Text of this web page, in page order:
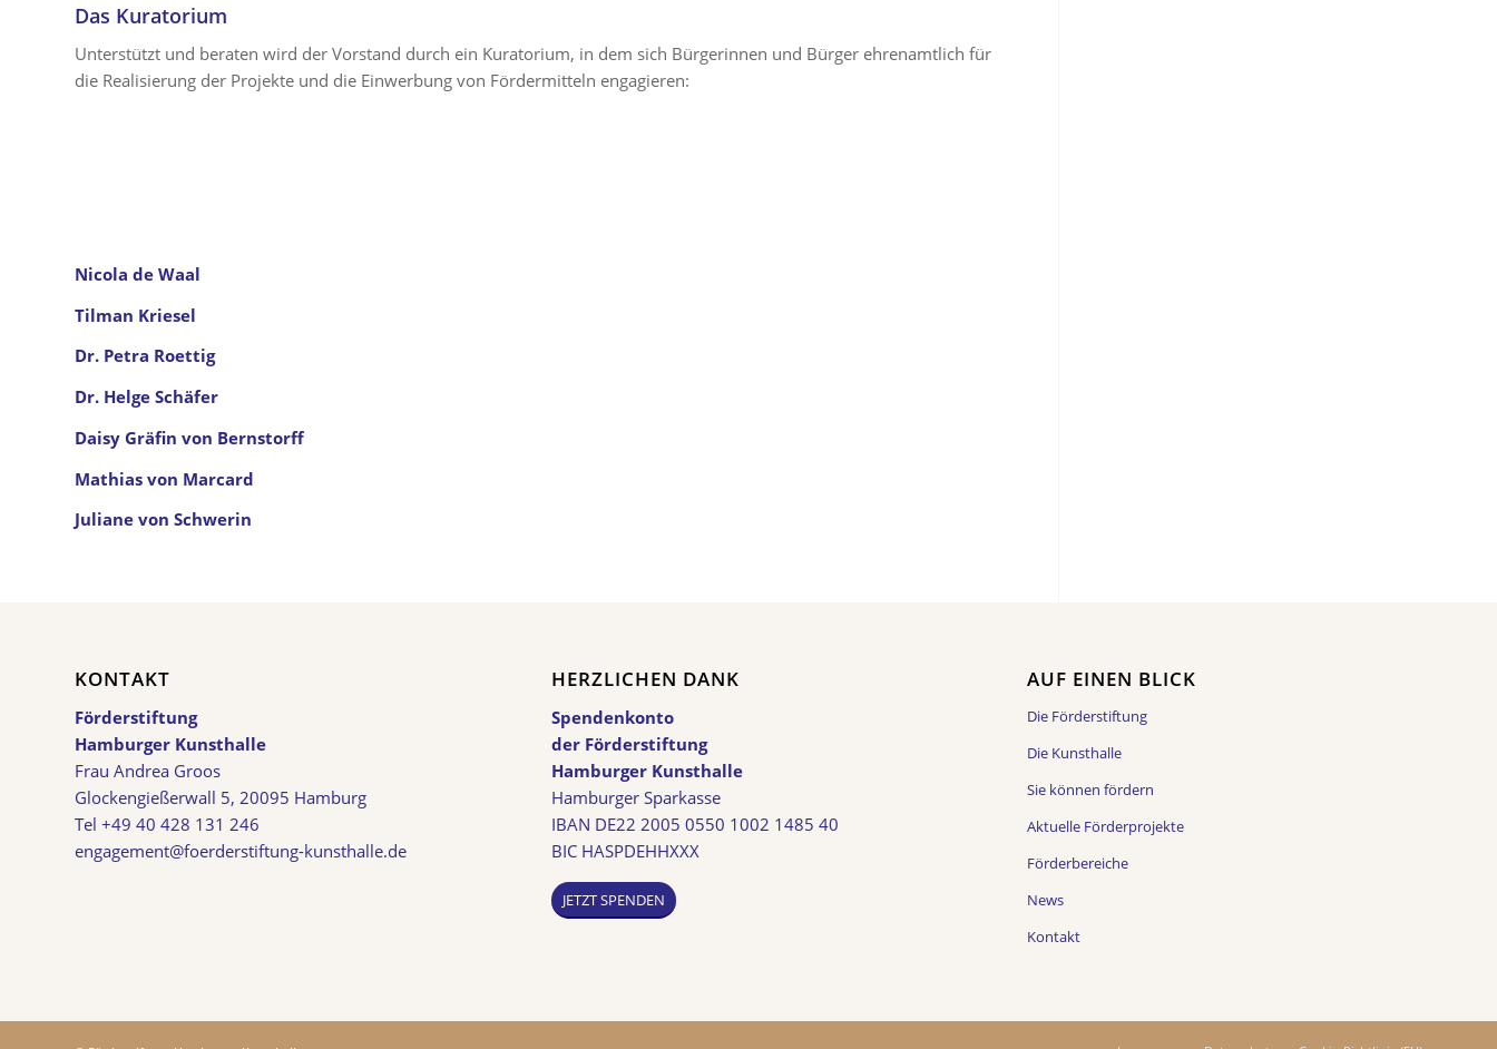
Das Kuratorium
Unterstützt und beraten wird der Vorstand durch ein Kuratorium, in dem sich Bürgerinnen und Bürger ehrenamtlich für
die Realisierung der Projekte und die Einwerbung von Fördermitteln engagieren:
Nicola de Waal
Tilman Kriesel
Dr. Petra Roettig
Dr. Helge Schäfer
Daisy Gräfin von Bernstorff
Mathias von Marcard
Juliane von Schwerin
KONTAKT
Förderstiftung
Hamburger Kunsthalle
Frau Andrea Groos
Glockengießerwall 5, 20095 Hamburg
Tel +49 40 428 131 246
engagement@foerderstiftung-kunsthalle.de
HERZLICHEN DANK
Spendenkonto
der Förderstiftung
Hamburger Kunsthalle
Hamburger Sparkasse
IBAN DE22 2005 0550 1002 1485 40
BIC HASPDEHHXXX
JETZT SPENDEN
AUF EINEN BLICK
Die Förderstiftung
Die Kunsthalle
Sie können fördern
Aktuelle Förderprojekte
Förderbereiche
News
Kontakt